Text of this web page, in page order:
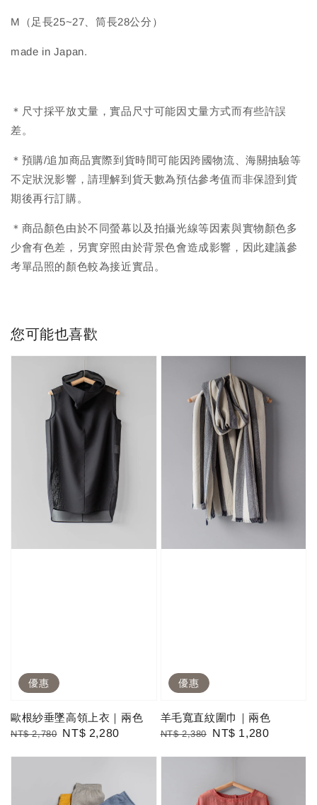
M（足長25~27、筒長28公分）
made in Japan.
＊尺寸採平放丈量，實品尺寸可能因丈量方式而有些許誤
差。
＊預購/追加商品實際到貨時間可能因跨國物流、海關抽驗等
不定狀況影響，請理解到貨天數為預估參考值而非保證到貨
期後再行訂購。
＊商品顏色由於不同螢幕以及拍攝光線等因素與實物顏色多
少會有色差，另實穿照由於背景色會造成影響，因此建議參
考單品照的顏色較為接近實品。
您可能也喜歡
優惠
歐根紗垂墜高領上衣｜兩色
Regular
NT$ 2,780 Sale
NT$ 2,280
優惠
羊毛寬直紋圍巾｜兩色
Regular
NT$ 2,380
Sale
NT$ 1,280